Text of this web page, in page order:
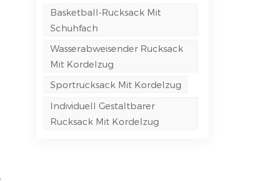
Basketball-Rucksack Mit
Schuhfach
Wasserabweisender Rucksack
Mit Kordelzug
Sportrucksack Mit Kordelzug
Individuell Gestaltbarer
Rucksack Mit Kordelzug